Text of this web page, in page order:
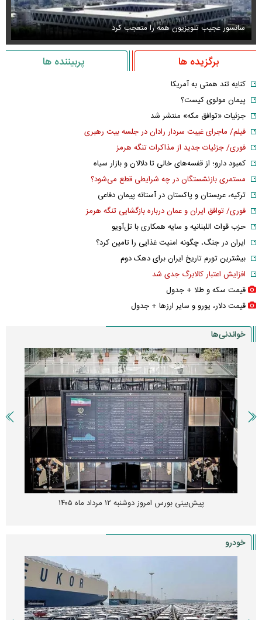
سانسور عجیب تلویزیون همه را متعجب کرد
برگزیده ها پربیننده ها
کنایه تند همتی به آمریکا
پیمان مولوی کیست؟
جزئیات «توافق مکه» منتشر شد
فیلم/ ماجرای غیبت سردار رادان در جلسه بیت رهبری
فوری/ جزئیات جدید از مذاکرات تنگه هرمز
کمبود دارو؛ از قفسه‌های خالی تا دلالان و بازار سیاه
مستمری بازنشستگان در چه شرایطی قطع می‌شود؟
ترکیه، عربستان و پاکستان در آستانه پیمان دفاعی
فوری/ توافق ایران و عمان درباره بازگشایی تنگه هرمز
حزب قوات اللبنانیه و سایه همکاری با تل‌آویو
ایران در جنگ، چگونه امنیت غذایی را تامین کرد؟
بیشترین تورم تاریخ ایران برای دهک دوم
افزایش اعتبار کالابرگ جدی شد
قیمت سکه و طلا + جدول
قیمت دلار، یورو و سایر ارز‌ها + جدول
خواندنی‌ها
پیش‌بینی بورس امروز دوشنبه ۱۲ مرداد ماه ۱۴۰۵
خودرو